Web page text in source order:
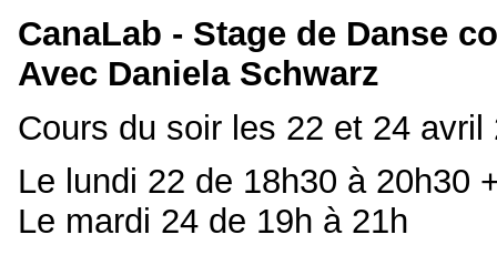
CanaLab - Stage de Danse
Avec Daniela Schwarz
Cours du soir les 22 et 24 avril
Le lundi 22 de 18h30 à 20h30
Le mardi 24 de 19h à 21h